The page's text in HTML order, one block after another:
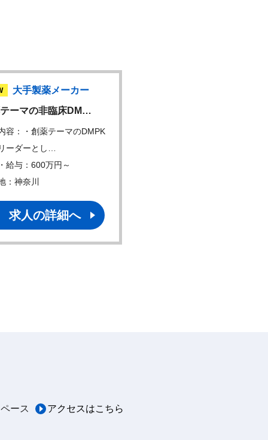
大手製薬メーカー
ーマの非臨床DM…
容：・創薬テーマのDMPK
ーダーとし…
給与：600万円～
：神奈川
求人の詳細へ
ース アクセスはこちら